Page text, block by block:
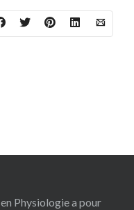
Physiologie a pour